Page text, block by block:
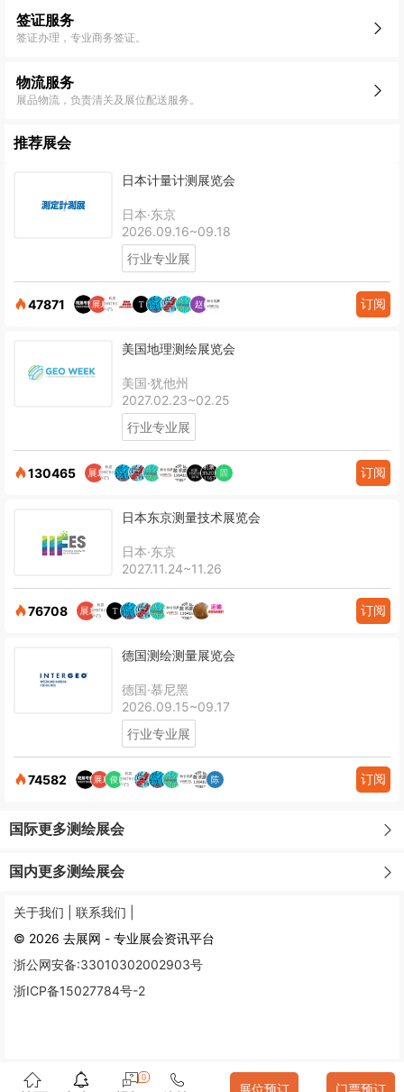
签证服务
签证办理，专业商务签证。
物流服务
展品物流，负责清关及展位配送服务。
推荐展会
日本计量计测展览会
日本·东京
2026.09.16~09.18
行业专业展
47871 订阅
美国地理测绘展览会
美国·犹他州
2027.02.23~02.25
行业专业展
130465 订阅
日本东京测量技术展览会
日本·东京
2027.11.24~11.26
76708 订阅
德国测绘测量展览会
德国·慕尼黑
2026.09.15~09.17
行业专业展
74582 订阅
国际更多测绘展会
国内更多测绘展会
0
展位预订 门票预订
关于我们 | 联系我们 |
© 2026 去展网 - 专业展会资讯平台
浙公网安备:33010302002903号
浙ICP备15027784号-2